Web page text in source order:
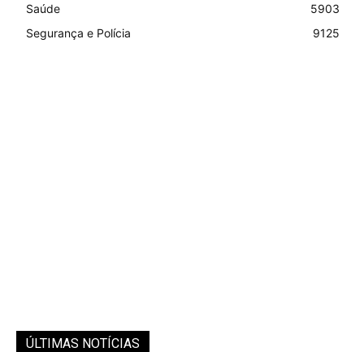
Saúde
5903
Segurança e Polícia
9125
ÚLTIMAS NOTÍCIAS